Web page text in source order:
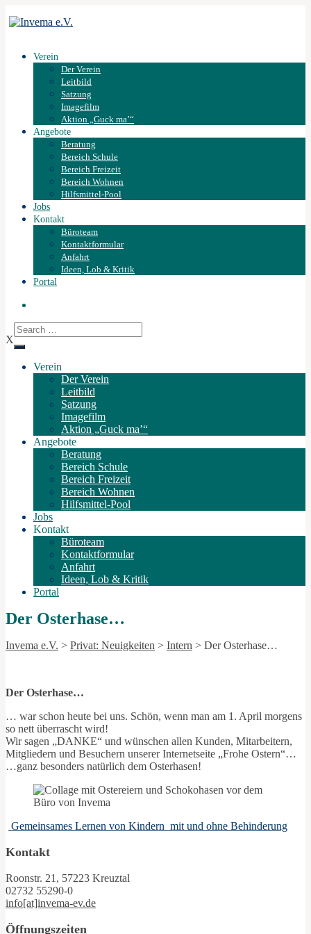
Verein
Der Verein
Leitbild
Satzung
Imagefilm
Aktion „Guck ma’“
Angebote
Beratung
Bereich Schule
Bereich Freizeit
Bereich Wohnen
Hilfsmittel-Pool
Jobs
Kontakt
Büroteam
Kontaktformular
Anfahrt
Ideen, Lob & Kritik
Portal
X
Verein
Der Verein
Leitbild
Satzung
Imagefilm
Aktion „Guck ma’“
Angebote
Beratung
Bereich Schule
Bereich Freizeit
Bereich Wohnen
Hilfsmittel-Pool
Jobs
Kontakt
Büroteam
Kontaktformular
Anfahrt
Ideen, Lob & Kritik
Portal
Der Osterhase…
Invema e.V. > Privat: Neuigkeiten > Intern > Der Osterhase…
Der Osterhase…
… war schon heute bei uns. Schön, wenn man am 1. April morgens
so nett überrascht wird!
Wir sagen „DANKE“ und wünschen allen Kunden, Mitarbeitern,
Mitgliedern und Besuchern unserer Internetseite „Frohe Ostern“…
…ganz besonders natürlich dem Osterhasen!
Gemeinsames Lernen von Kindern mit und ohne Behinderung
Kontakt
Roonstr. 21, 57223 Kreuztal
02732 55290-0
info[at]invema-ev.de
Öffnungszeiten